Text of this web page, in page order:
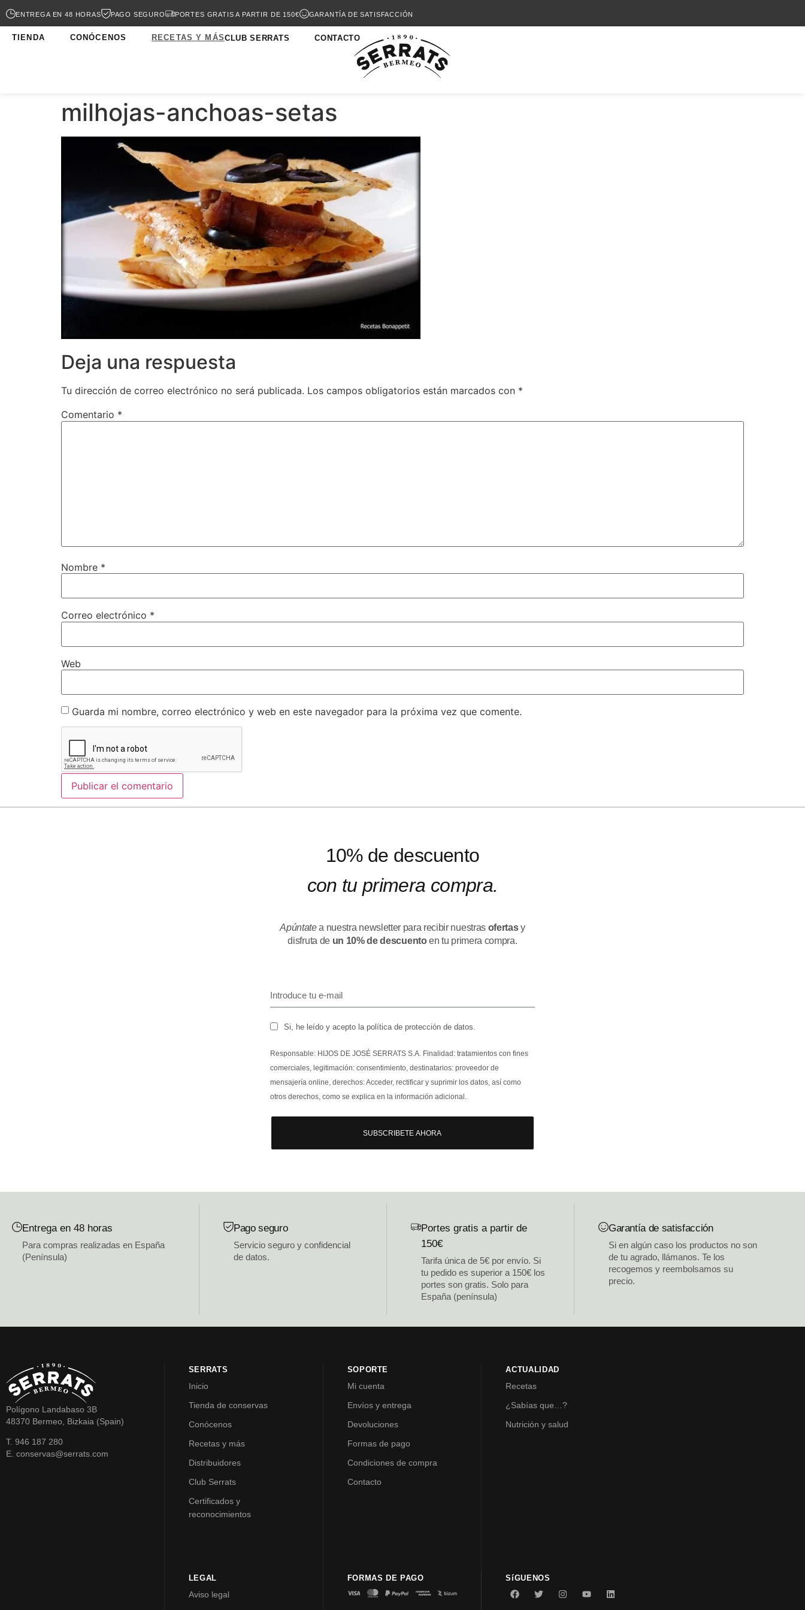
ENTREGA EN 48 HORAS PAGO SEGURO PORTES GRATIS A PARTIR DE 150€ GARANTÍA DE SATISFACCIÓN
TIENDA CONÓCENOS RECETAS Y MÁSCLUB SERRATS CONTACTO
milhojas-anchoas-setas
Deja una respuesta
Tu dirección de correo electrónico no será publicada. Los campos obligatorios están marcados con *
Comentario *
Nombre *
Correo electrónico *
Web
Guarda mi nombre, correo electrónico y web en este navegador para la próxima vez que comente.
10% de descuento
con tu primera compra.
Apúntatea nuestra newsletter para recibir nuestras ofertasy
disfruta de un 10% de descuentoen tu primera compra.
Si, he leído y acepto la política de protección de datos.
Responsable: HIJOS DE JOSÉ SERRATS S.A. Finalidad: tratamientos con fines
comerciales, legitimación: consentimiento, destinatarios: proveedor de
mensajería online, derechos: Acceder, rectificar y suprimir los datos, así como
otros derechos, como se explica en la información adicional.
SUBSCRIBETE AHORA
Entrega en 48 horas
Para compras realizadas en España
(Península)
Pago seguro
Servicio seguro y confidencial
de datos.
Portes gratis a partir de
150€
Tarifa única de 5€ por envío. Si
tu pedido es superior a 150€ los
portes son gratis. Solo para
España (península)
Garantía de satisfacción
Si en algún caso los productos no son
de tu agrado, llámanos. Te los
recogemos y reembolsamos su
precio.
Polígono Landabaso 3B
48370 Bermeo, Bizkaia (Spain)
T. 946 187 280
E. conservas@serrats.com
SERRATS
Inicio
Tienda de conservas
Conócenos
Recetas y más
Distribuidores
Club Serrats
Certificados y
reconocimientos
SOPORTE
Mi cuenta
Envíos y entrega
Devoluciones
Formas de pago
Condiciones de compra
Contacto
ACTUALIDAD
Recetas
¿Sabías que…?
Nutrición y salud
LEGAL
Aviso legal
FORMAS DE PAGO SíGUENOS